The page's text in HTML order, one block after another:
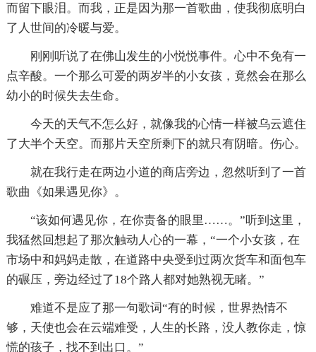
而留下眼泪。而我，正是因为那一首歌曲，使我彻底明白
了人世间的冷暖与爱。
刚刚听说了在佛山发生的小悦悦事件。心中不免有一
点辛酸。一个那么可爱的两岁半的小女孩，竟然会在那么
幼小的时候失去生命。
今天的天气不怎么好，就像我的心情一样被乌云遮住
了大半个天空。而那片天空所剩下的就只有阴暗。伤心。
就在我行走在两边小道的商店旁边，忽然听到了一首
歌曲《如果遇见你》。
“该如何遇见你，在你责备的眼里……。”听到这里，
我猛然回想起了那次触动人心的一幕，“一个小女孩，在
市场中和妈妈走散，在道路中央受到过两次货车和面包车
的碾压，旁边经过了18个路人都对她熟视无睹。”
难道不是应了那一句歌词“有的时候，世界热情不
够，天使也会在云端难受，人生的长路，没人教你走，惊
慌的孩子，找不到出口。”